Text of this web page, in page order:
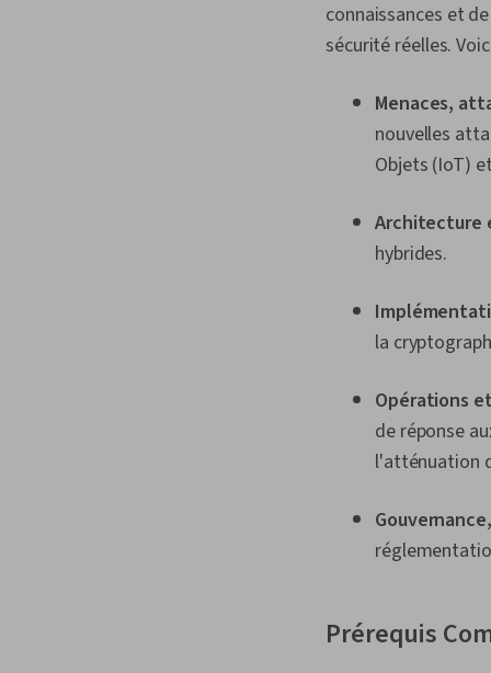
connaissances et
sécurité réelles.
Menaces,
nouvelles
Objets (IoT)
Architecture
hybrides.
la
Opérations
de réponse
l'atténuation
Prérequis